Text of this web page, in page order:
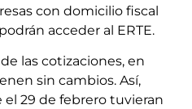
con domicilio fiscal
acceder al ERTE.
las cotizaciones, en
sin cambios. Así,
el 29 de febrero tuvieran